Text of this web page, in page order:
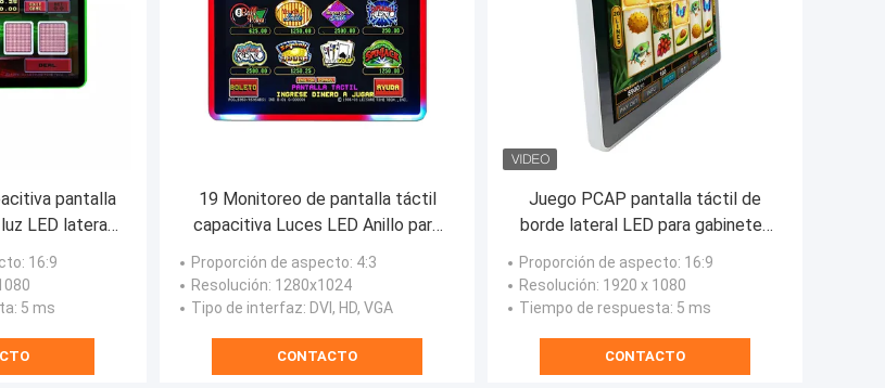
pantalla
LED lateral
FOX juego
: 16:9
: 5 ms
19 Monitoreo de pantalla táctil
capacitiva Luces LED Anillo para
monitoreo de juegos POG/WMS
Proporción de aspecto: 4:3
Resolución: 1280x1024
Tipo de interfaz: DVI, HD, VGA
CONTACTO
Juego PCAP pantalla táctil de
borde lateral LED para gabinetes
interactivos 27 pulgadas monitor
Proporción de aspecto: 16:9
Resolución: 1920 x 1080
Tiempo de respuesta: 5 ms
CONTACTO